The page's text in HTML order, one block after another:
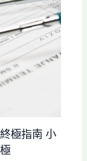
極指南 小